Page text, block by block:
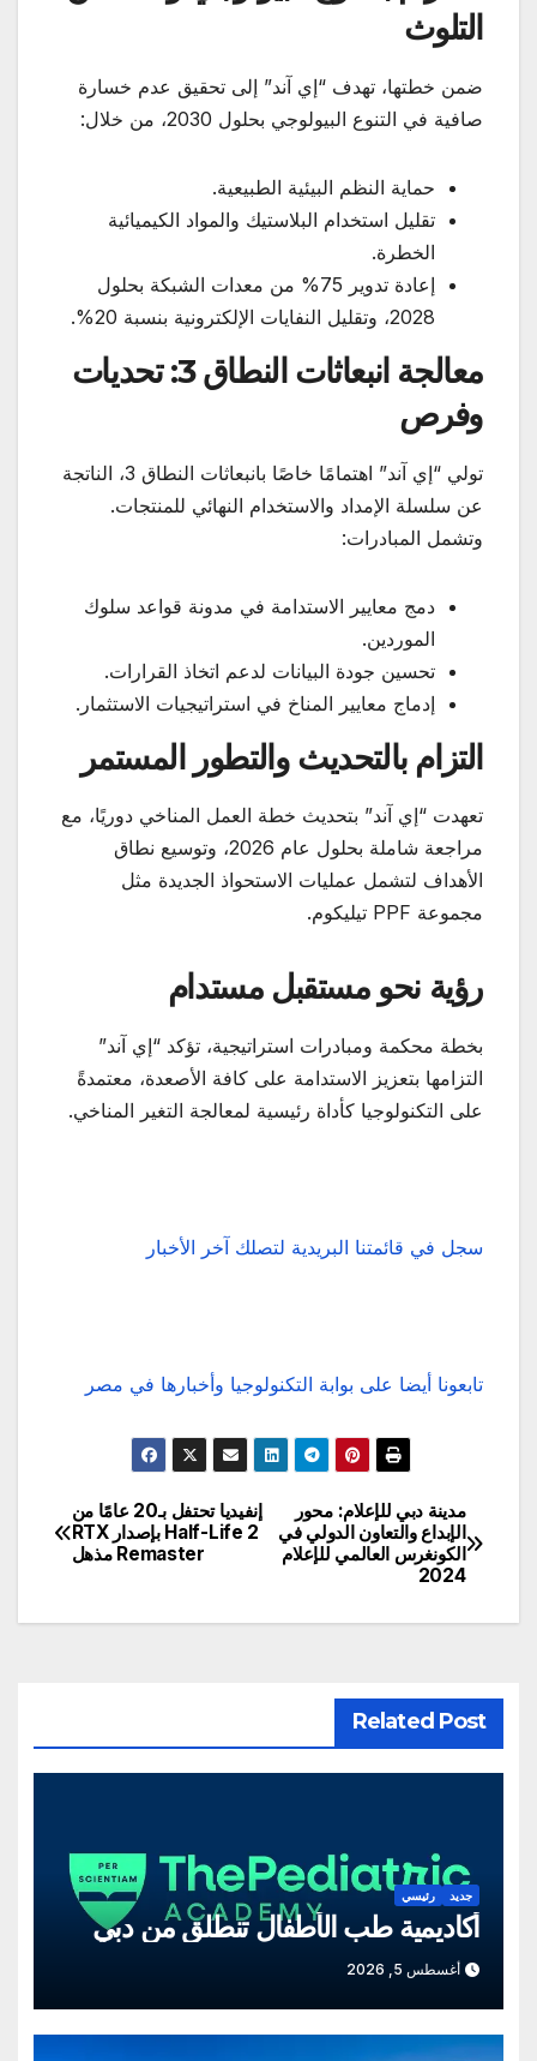
التلوث
ضمن خطتها، تهدف “إي آند” إلى تحقيق عدم خسارة
صافية في التنوع البيولوجي بحلول 2030، من خلال:
حماية النظم البيئية الطبيعية.
تقليل استخدام البلاستيك والمواد الكيميائية
الخطرة.
إعادة تدوير 75% من معدات الشبكة بحلول
2028، وتقليل النفايات الإلكترونية بنسبة 20%.
معالجة انبعاثات النطاق 3: تحديات
وفرص
تولي “إي آند” اهتمامًا خاصًا بانبعاثات النطاق 3، الناتجة
عن سلسلة الإمداد والاستخدام النهائي للمنتجات.
وتشمل المبادرات:
دمج معايير الاستدامة في مدونة قواعد سلوك
الموردين.
تحسين جودة البيانات لدعم اتخاذ القرارات.
إدماج معايير المناخ في استراتيجيات الاستثمار.
التزام بالتحديث والتطور المستمر
تعهدت “إي آند” بتحديث خطة العمل المناخي دوريًا، مع
مراجعة شاملة بحلول عام 2026، وتوسيع نطاق
الأهداف لتشمل عمليات الاستحواذ الجديدة مثل
مجموعة PPF تيليكوم.
رؤية نحو مستقبل مستدام
بخطة محكمة ومبادرات استراتيجية، تؤكد “إي آند”
التزامها بتعزيز الاستدامة على كافة الأصعدة، معتمدةً
على التكنولوجيا كأداة رئيسية لمعالجة التغير المناخي.
سجل في قائمتنا البريدية لتصلك آخر الأخبار
تابعونا أيضا على بوابة التكنولوجيا وأخبارها في مصر
تصفّح
المقالات
إنفيديا تحتفل بـ20 عامًا من
Half-Life 2 بإصدار RTX
Remaster مذهل
مدينة دبي للإعلام: محور
الإبداع والتعاون الدولي في
الكونغرس العالمي للإعلام
2024
Related Post
جديد رئيسي
أكاديمية طب الأطفال تنطلق من دبي
أغسطس 5, 2026